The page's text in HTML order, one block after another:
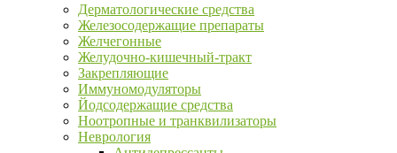
Дерматологические средства
Железосодержащие препараты
Желчегонные
Желудочно-кишечный-тракт
Закрепляющие
Иммуномодуляторы
Йодсодержащие средства
Ноотропные и транквилизаторы
Неврология